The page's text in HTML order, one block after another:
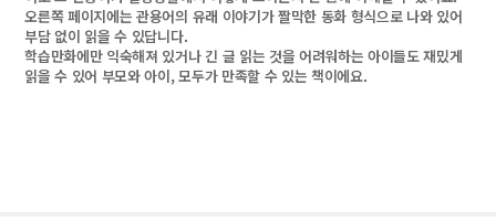
오른쪽 페이지에는 관용어의 유래 이야기가 짤막한 동화 형식으로 나와 있어
부담 없이 읽을 수 있답니다.
학습만화에만 익숙해져 있거나 긴 글 읽는 것을 어려워하는 아이들도 재밌게
읽을 수 있어 부모와 아이, 모두가 만족할 수 있는 책이에요.